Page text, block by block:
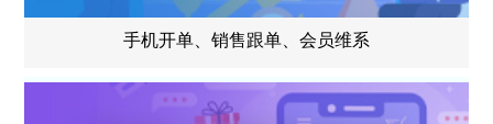
手机开单、销售跟单、会员维系